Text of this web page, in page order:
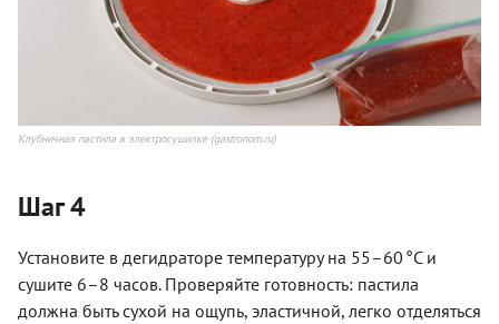
Клубничная пастила в электросушилке (gastronom.ru)
Шаг 4
Установите в дегидраторе температуру на 55–60 °C и
сушите 6–8 часов. Проверяйте готовность: пастила
должна быть сухой на ощупь, эластичной, легко отделяться